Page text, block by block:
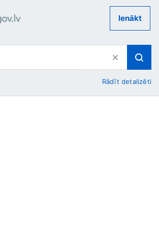
Ienākt
Rādīt detalizēti